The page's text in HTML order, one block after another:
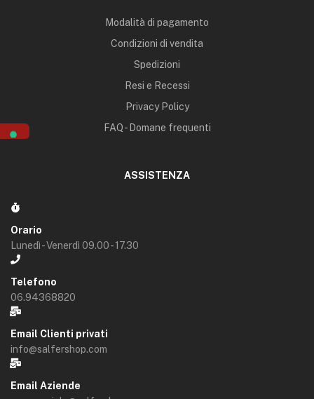
Modalità di pagamento
Condizioni di vendita
Spedizioni
Resi e Recessi
Privacy Policy
FAQ - Domane frequenti
ASSISTENZA
Orario
Lunedì - Venerdì 09.00 - 17.30
Telefono
06.94368820
Email Clienti privati
info@salfershop.com
Email Aziende